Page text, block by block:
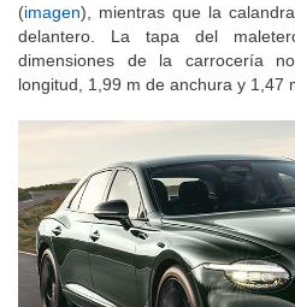
(imagen), mientras que la
delantero. La tapa del
dimensiones de la carrocería
longitud, 1,99 m de anchura y 1,47